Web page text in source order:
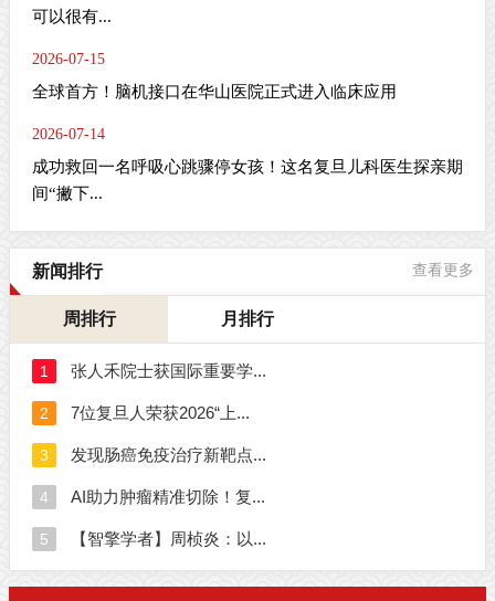
可以很有...
2026-07-15
全球首方！脑机接口在华山医院正式进入临床应用
2026-07-14
成功救回一名呼吸心跳骤停女孩！这名复旦儿科医生探亲期
间“撇下...
新闻排行 查看更多
周排行 月排行